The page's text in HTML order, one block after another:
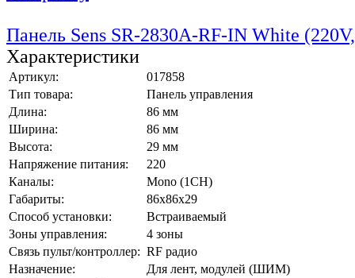
Панель Sens SR-2830A-RF-IN White
Характеристики
Артикул:
017858
Тип товара:
Панель управления
Длина:
86 мм
Ширина:
86 мм
Высота:
29 мм
Напряжение питания:
220
Каналы:
Mono (1CH)
Габариты:
86x86x29
Способ установки:
Встраиваемый
Зоны управления:
4 зоны
Связь пульт/контроллер: RF радио
Назначение:
Для лент, модулей (ШИМ)